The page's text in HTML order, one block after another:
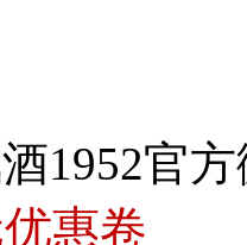
1952官
惠卷